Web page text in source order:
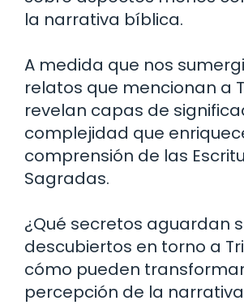
la narrativa bíblica.
A medida que nos
relatos que mencionan a
revelan capas de
complejidad que
comprensión de las
Sagradas.
¿Qué secretos aguardan
descubiertos en torno a
cómo pueden
percepción de la